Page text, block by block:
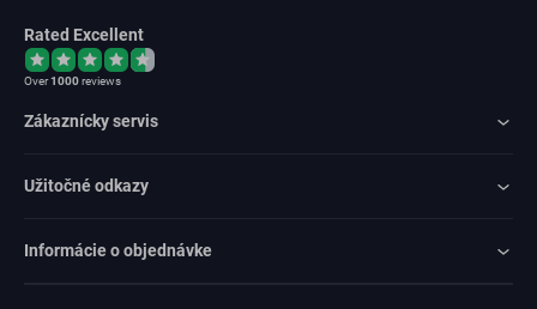
Rated Excellent
Over1000reviews
Zákaznícky servis
Užitočné odkazy
Informácie o objednávke